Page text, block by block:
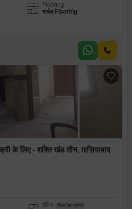
Flooring
मार्बल Flooring
के लिए - शक्ति खंड तीन, ग़ाज़ियाबाद
एरिया बिल्ट-अप एरिया